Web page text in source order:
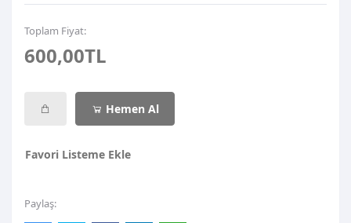
Toplam Fiyat:
600,00TL
Hemen Al
Favori Listeme Ekle
Paylaş: